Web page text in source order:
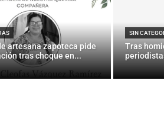
artesana zapoteca pide
tras choque en...
SIN
Tras